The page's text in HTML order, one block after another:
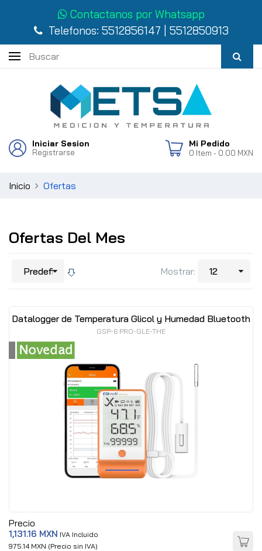
Contactanos por Whatsapp
Telefonos: 5512856147 5512850913
Iniciar Sesion
Registrarse
Mi Pedido
0 Item - 0.00 MXN
Inicio Ofertas
Ofertas Del Mes
Mostrar:
Datalogger de Temperatura Glicol y Humedad Bluetooth
GSP-6 PRO-GLE-THE
Precio
1,131.16 MXN IVA Incluido
975.14 MXN (Precio sin IVA)